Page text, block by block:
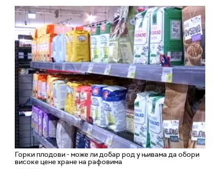
Горки плодови - може ли добар род у њивама да обори
високе цене хране на рафовима